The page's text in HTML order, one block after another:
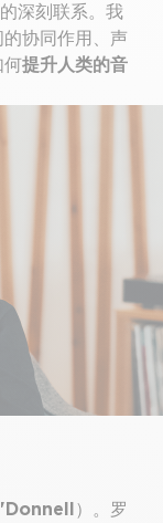
深刻联系。我
协同作用、声
何提升人类的音
）。罗